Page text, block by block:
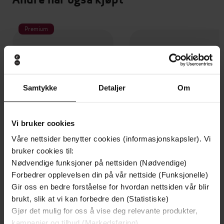
Samtykke Detaljer Om
Vi bruker cookies
Våre nettsider benytter cookies (informasjonskapsler). Vi
bruker cookies til:
Nødvendige funksjoner på nettsiden (Nødvendige)
Forbedrer opplevelsen din på vår nettside (Funksjonelle)
Gir oss en bedre forståelse for hvordan nettsiden vår blir
brukt, slik at vi kan forbedre den (Statistiske)
Gjør det mulig for oss å vise deg relevante produkter,
Premium
399,-
To komma åtte sekunder
Jan Mehlum
LYDBOK
169,-
Mannen som ikke var
Michael Hjorth